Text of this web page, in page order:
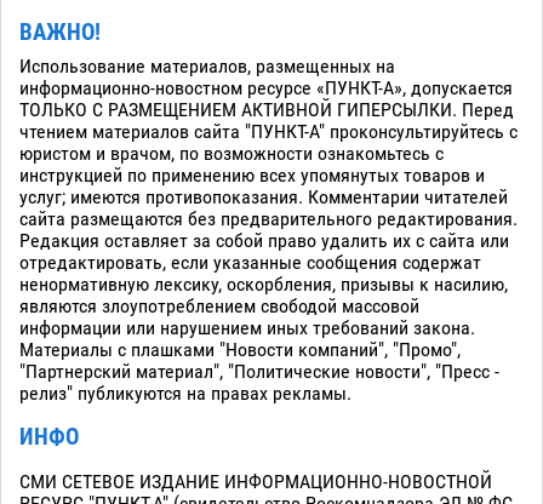
ВАЖНО!
Использование материалов, размещенных на
информационно-новостном ресурсе «ПУНКТ-А», допускается
ТОЛЬКО С РАЗМЕЩЕНИЕМ АКТИВНОЙ ГИПЕРСЫЛКИ. Перед
чтением материалов сайта "ПУНКТ-А" проконсультируйтесь с
юристом и врачом, по возможности ознакомьтесь с
инструкцией по применению всех упомянутых товаров и
услуг; имеются противопоказания. Комментарии читателей
сайта размещаются без предварительного редактирования.
Редакция оставляет за собой право удалить их с сайта или
отредактировать, если указанные сообщения содержат
ненормативную лексику, оскорбления, призывы к насилию,
являются злоупотреблением свободой массовой
информации или нарушением иных требований закона.
Материалы с плашками "Новости компаний", "Промо",
"Партнерский материал", "Политические новости", "Пресс -
релиз" публикуются на правах рекламы.
ИНФО
СМИ СЕТЕВОЕ ИЗДАНИЕ ИНФОРМАЦИОННО-НОВОСТНОЙ